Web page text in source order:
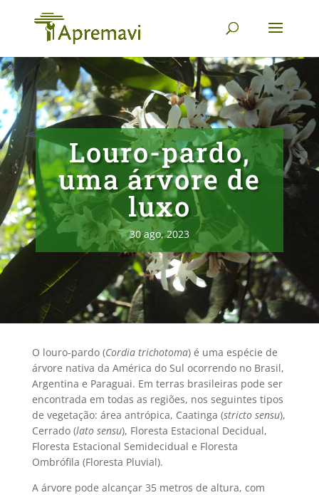
Louro-pardo,
uma árvore de
luxo
30 ago, 2023
O louro-pardo (Cordia trichotoma) é uma espécie de
árvore nativa da América do Sul ocorrendo no Brasil,
Argentina e Paraguai. Em terras brasileiras pode ser
encontrada em todas as regiões, nos seguintes tipos
de vegetação: área antrópica, Caatinga (stricto sensu),
Cerrado (lato sensu), Floresta Estacional Decidual,
Floresta Estacional Semidecidual e Floresta
Ombrófila (Floresta Pluvial).
A árvore pode alcançar 35 metros de altura, com